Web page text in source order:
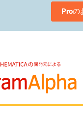
Proの